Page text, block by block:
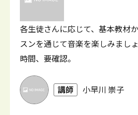
各生徒さんに応じて、基本教材
スンを通じて音楽を楽しみま
時間、要確認。
講師 小早川 崇子